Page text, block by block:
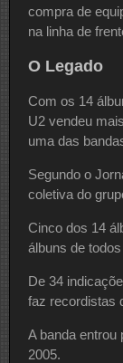
compra de
na linha de
O Legado
Com os 14
U2 vendeu
uma das
Segundo o
coletiva do
Cinco dos 14
álbuns de
De 34
faz recordistas
A banda entrou
2005.